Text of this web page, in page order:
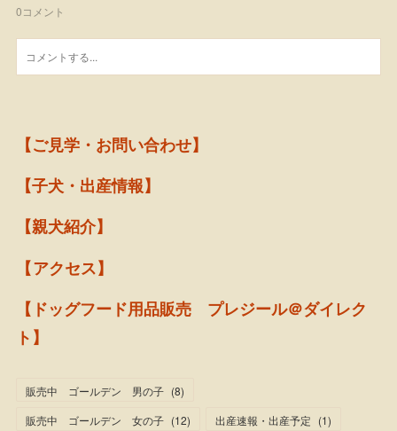
0コメント
【ご見学・お問い合わせ】
【子犬・出産情報】
【親犬紹介】
【アクセス】
【ドッグフード用品販売 プレジール＠ダイレク
ト】
販売中 ゴールデン 男の子 (8)
販売中 ゴールデン 女の子 (12) 出産速報・出産予定 (1)